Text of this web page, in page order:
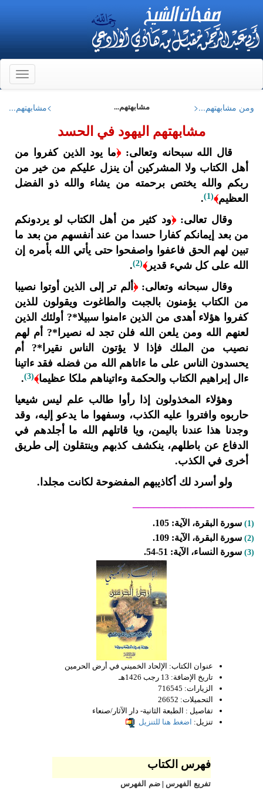
ومن مشابهتهم...<
مشابهتهم... >مشابهتهم...
مشابهتهم اليهود في الحسد
قال الله سبحانه وتعالى:﴿ما يود الذين كفروا من
أهل الكتاب ولا المشركين أن ينزل عليكم من خير من
ربكم والله يختص برحمته من يشاء والله ذو الفضل
العظيم﴾(1)
.
وقال تعالى:﴿ود كثير من أهل الكتاب لو يردونكم
من بعد إيمانكم كفارا حسدا من عند أنفسهم من بعد ما
تبين لهم الحق فاعفوا واصفحوا حتى يأتي الله بأمره إن
الله على كل شيء قدير﴾(2)
.
وقال سبحانه وتعالى:﴿ ألم تر إلى الذين أوتوا نصيبا
من الكتاب يؤمنون بالجبت والطاغوت ويقولون للذين
كفروا هؤلاء أهدى من الذين ءامنوا سبيلا*? أولئك الذين
لعنهم الله ومن يلعن الله فلن تجد له نصيرا*? أم لهم
نصيب من الملك فإذا لا يؤتون الناس نقيرا*? أم
يحسدون الناس على ما ءاتاهم الله من فضله فقد ءاتينا
ءال إبراهيم الكتاب والحكمة وءاتيناهم ملكا عظيما﴾(3)
.
وهؤلاء المخذولون إذا رأوا طالب علم ليس شيعيا
حاربوه وافتروا عليه الكذب، وسفهوا ما يدعو إليه، وقد
وجدنا هذا عندنا باليمن، ويا قاتلهم الله ما أجلدهم في
الدفاع عن باطلهم، ينكشف كذبهم وينتقلون إلى طريق
أخرى في الكذب.
ولو أسرد لك أكاذيبهم المفضوحة لكانت مجلدا.
(1) سورة البقرة، الآية: 105.
(2) سورة البقرة، الآية: 109.
(3) سورة النساء، الآية: 51-54.
عنوان الكتاب: الإلحاد الخميني في أرض الحرمين
تاريخ الإضافة: 13 رجب 1426هـ
الزيارات: 716545
التحميلات: 26652
تفاصيل : الطبعة الثانية- دار الآثار/صنعاء
تنزيل: اضغط هنا للتنزيل
فهرس الكتاب
تفريع الفهرس | ضم الفهرس